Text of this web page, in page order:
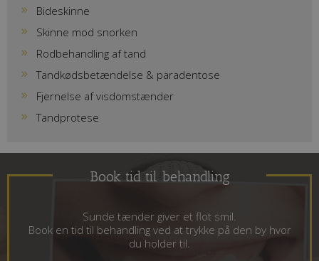
Bideskinne
Skinne mod snorken
Rodbehandling af tand
Tandkødsbetændelse & paradentose
Fjernelse af visdomstænder
Tandprotese
Book tid til behandling
Sunde tænder giver et flot smil.
Book en tid til behandling ved at trykke på den by hvor
du holder til.